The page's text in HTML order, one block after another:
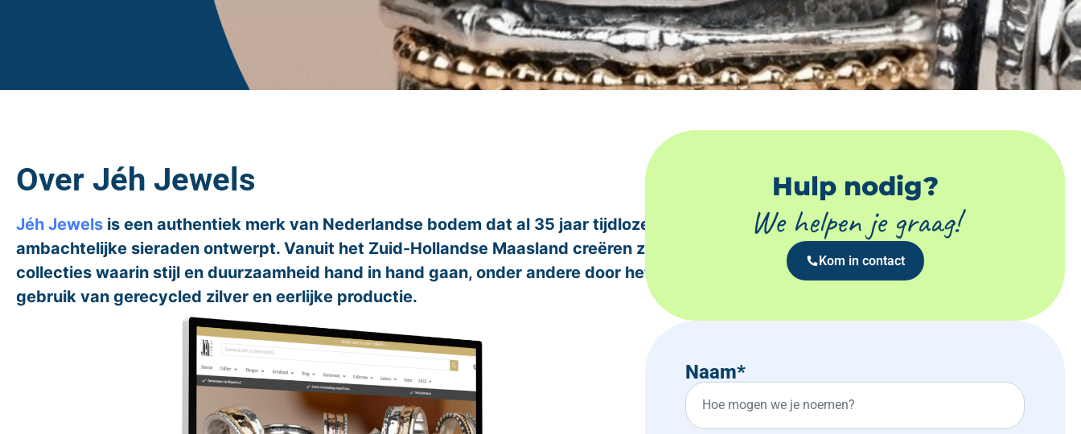
Over Jéh Jewels
Jéh Jewels is een authentiek merk van Nederlandse bodem dat al 35 jaar tijdloze,
ambachtelijke sieraden ontwerpt. Vanuit het Zuid-Hollandse Maasland creëren zij
collecties waarin stijl en duurzaamheid hand in hand gaan, onder andere door het
gebruik van gerecycled zilver en eerlijke productie.
Hulp nodig?
We helpen je graag!
Kom in contact
Naam*